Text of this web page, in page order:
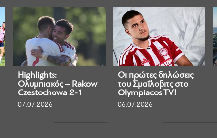
Highlights:
Ολυμπιακός – Rakow
Czestochowa 2-1
07.07.2026
Οι πρώτες δηλώσεις
του Σμαΐλοβιτς στο
Olympiacos TV!
06.07.2026